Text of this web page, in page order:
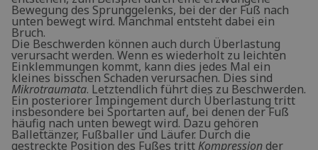
Bewegung des Sprunggelenks, bei der der Fuß nach
unten bewegt wird. Manchmal entsteht dabei ein
Bruch.
Die Beschwerden können auch durch Überlastung
verursacht werden. Wenn es wiederholt zu leichten
Einklemmungen kommt, kann dies jedes Mal ein
kleines bisschen Schaden verursachen. Dies sind
Mikrotraumata. Letztendlich führt dies zu Beschwerden.
Ein posteriorer Impingement durch Überlastung tritt
insbesondere bei Sportarten auf, bei denen der Fuß
häufig nach unten bewegt wird. Dazu gehören
Ballettänzer, Fußballer und Läufer. Durch die
gestreckte Position des Fußes tritt Kompressionder